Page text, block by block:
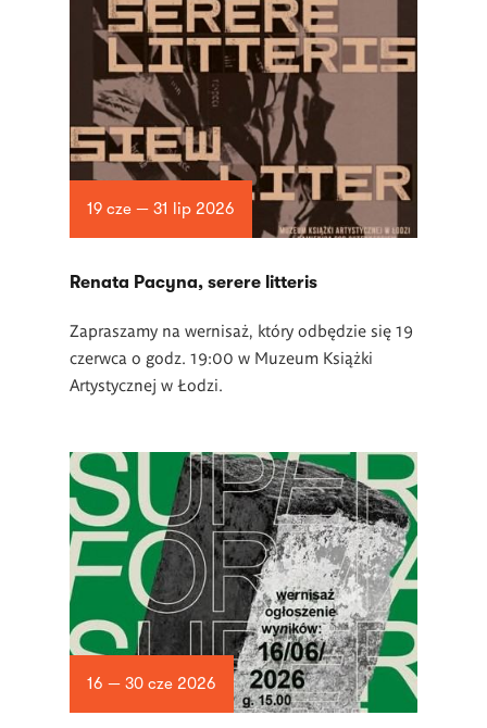
19 cze — 31 lip 2026
Renata Pacyna, serere litteris
Zapraszamy na wernisaż, który odbędzie się 19
czerwca o godz. 19:00 w Muzeum Książki
Artystycznej w Łodzi.
16 — 30 cze 2026